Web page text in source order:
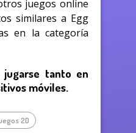
juegos online
similares a Egg
en la categoría
jugarse tanto en
móviles.
2D